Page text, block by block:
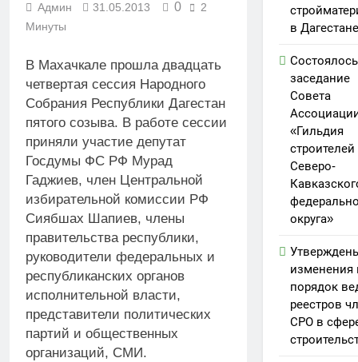
Админ 31.05.2013 0
2
Минуты
В Махачкале прошла двадцать
четвертая сессия Народного
Собрания Республики Дагестан
пятого созыва. В работе сессии
приняли участие депутат
Госдумы ФС РФ Мурад
Гаджиев, член Центральной
избирательной комиссии РФ
Сиябшах Шапиев, члены
правительства республики,
руководители федеральных и
республиканских органов
исполнительной власти,
представители политических
партий и общественных
организаций, СМИ.
в Дагестане
Состоялось
заседание
Совета
«Гильдия
строителей
Северо-
округа»
изменения
порядок
реестров
СРО в